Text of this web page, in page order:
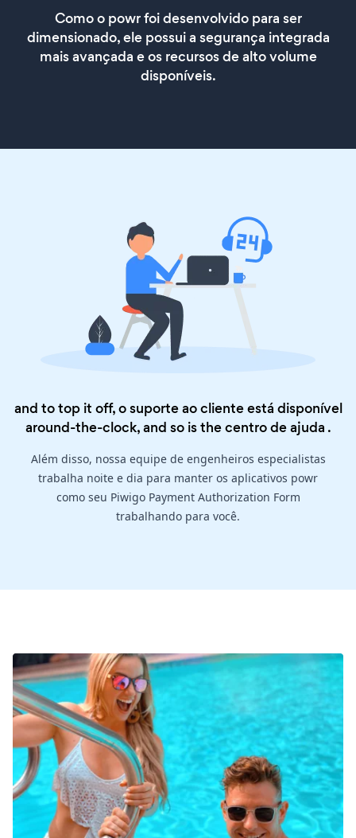
Como o powr foi desenvolvido para ser
dimensionado, ele possui a segurança integrada
mais avançada e os recursos de alto volume
disponíveis.
and to top it off, o suporte ao cliente está disponível
around-the-clock, and so is thecentro de ajuda .
Além disso, nossa equipe de engenheiros especialistas
trabalha noite e dia para manter os aplicativos powr
como seu Piwigo Payment Authorization Form
trabalhando para você.